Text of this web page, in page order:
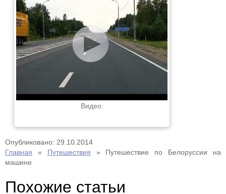
Видео:
Опубликовано: 29.10.2014
Главная » Путешествия » Путешествие по Белоруссии на
машине
Похожие статьи